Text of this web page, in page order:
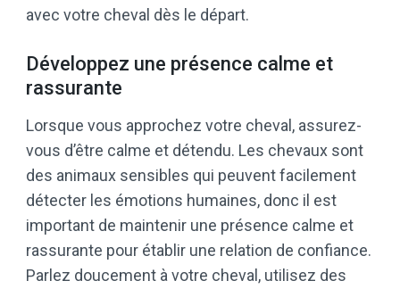
avec votre cheval dès le départ.
Développez une présence calme et
rassurante
Lorsque vous approchez votre cheval, assurez-
vous d’être calme et détendu. Les chevaux sont
des animaux sensibles qui peuvent facilement
détecter les émotions humaines, donc il est
important de maintenir une présence calme et
rassurante pour établir une relation de confiance.
Parlez doucement à votre cheval, utilisez des